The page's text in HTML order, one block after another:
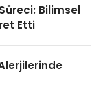
Bilimsel
Etti
Alerjilerinde